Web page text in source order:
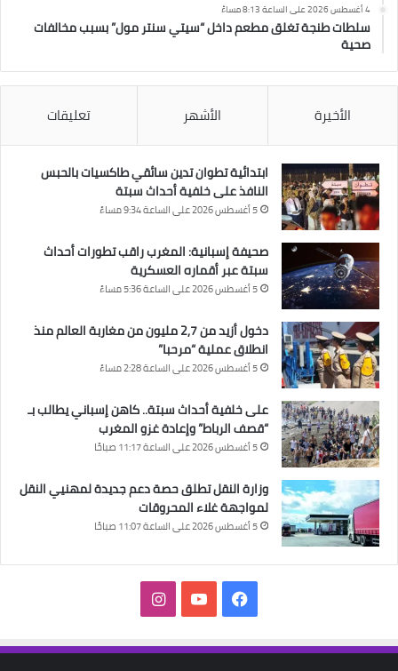
4 أغسطس 2026 على الساعة 8:13 مساءً
سلطات طنجة تغلق مطعم داخل “سيتي سنتر مول” بسبب مخالفات
صحية
الأخيرة الأشهر تعليقات
ابتدائية تطوان تدين سائقي طاكسيات بالحبس
النافذ على خلفية أحداث سبتة
5 أغسطس 2026 على الساعة 9:34 مساءً
صحيفة إسبانية: المغرب راقب تطورات أحداث
سبتة عبر أقماره العسكرية
5 أغسطس 2026 على الساعة 5:36 مساءً
دخول أزيد من 2,7 مليون من مغاربة العالم منذ
انطلاق عملية “مرحبا”
5 أغسطس 2026 على الساعة 2:28 مساءً
على خلفية أحداث سبتة.. كاهن إسباني يطالب بـ
“قصف الرباط” وإعادة غزو المغرب
5 أغسطس 2026 على الساعة 11:17 صباحًا
وزارة النقل تطلق حصة دعم جديدة لمهنيي النقل
لمواجهة غلاء المحروقات
5 أغسطس 2026 على الساعة 11:07 صباحًا
فيسبوك‫YouTubeانستقرام